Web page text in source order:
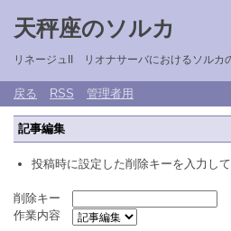
天秤座のソルカ
リネージュII リオナサーバにおけるソルカ
戻る RSS 管理者用
記事編集
投稿時に設定した削除キーを入力して
削除キー
作業内容